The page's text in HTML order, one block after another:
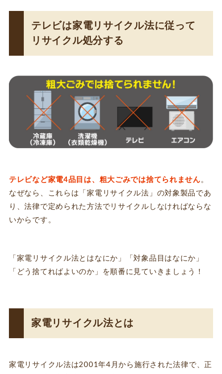
テレビは家電リサイクル法に従って
リサイクル処分する
テレビなど家電4品目は、粗大ごみでは捨てられません 。
なぜなら、これらは「家電リサイクル法」の対象製品であ
り、法律で定められた方法でリサイクルしなければならな
いからです。
「家電リサイクル法とはなにか」「対象品目はなにか」
「どう捨てればよいのか」を順番に見ていきましょう！
家電リサイクル法とは
家電リサイクル法は2001年4月から施行された法律で、正